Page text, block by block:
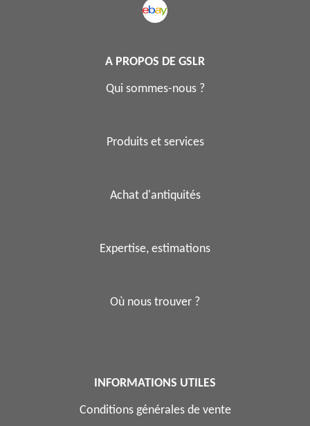
A PROPOS DE GSLR
Qui sommes-nous ?
Produits et services
Achat d'antiquités
Expertise, estimations
Où nous trouver ?
INFORMATIONS UTILES
Conditions générales de vente